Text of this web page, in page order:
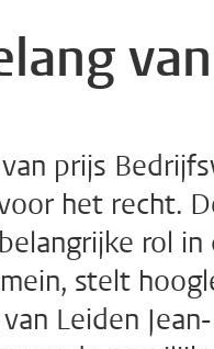
prijs
het recht.
rol
stelt
Leiden